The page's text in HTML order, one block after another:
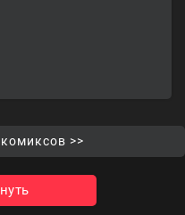
>>